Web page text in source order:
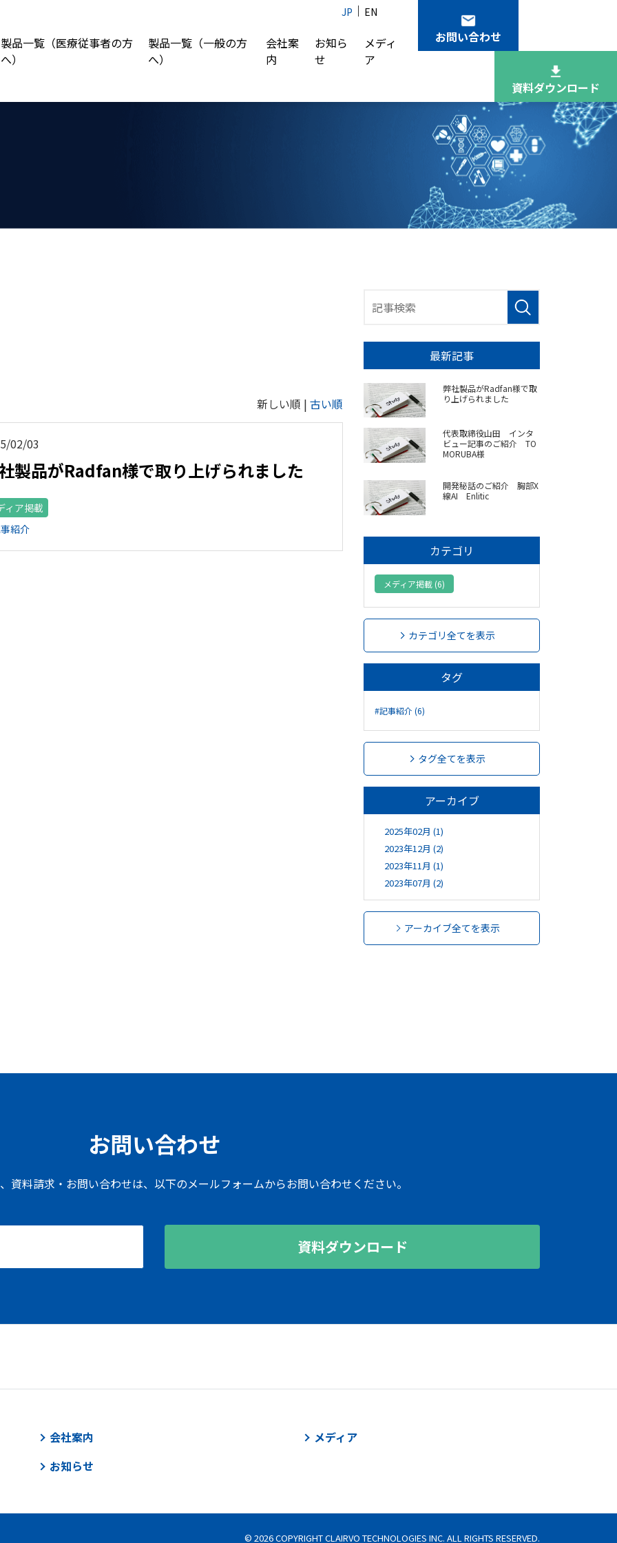
製品一覧（医療従事者の方
へ）
製品一覧（一般の方
へ）
会社案
内
お知ら
せ
メディ
ア
お問い合わせ
資料ダウンロード
JP EN
新しい順 | 古い順
02/03
製品がRadfan様で取り上げられました
ィア掲載
紹介
最新記事
弊社製品がRadfan様で取
り上げられました
代表取締役山田 インタ
ビュー記事のご紹介 TO
MORUBA様
開発秘話のご紹介 胸部X
線AI Enlitic
カテゴリ
メディア掲載 (6)
カテゴリ全てを表示
タグ
#記事紹介 (6)
タグ全てを表示
アーカイブ
2025年02月 (1)
2023年12月 (2)
2023年11月 (1)
2023年07月 (2)
アーカイブ全てを表示
お問い合わせ
資料請求・お問い合わせは、以下のメールフォームからお問い合わせください。
資料ダウンロード
会社案内
メディア
お知らせ
© 2026 COPYRIGHT CLAIRVO TECHNOLOGIES INC. ALL RIGHTS RESERVED.